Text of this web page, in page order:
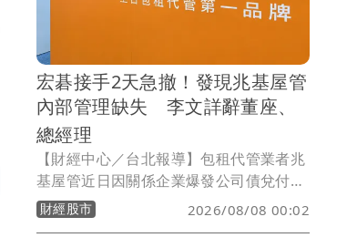
台塑四寶7月營收1519億元
月新高
財經股市
宏碁接手2天急撤！發現兆基屋管
內部管理缺失 李文詳辭董座、
總經理
【財經中心／台北報導】包租代管業者兆
基屋管近日因關係企業爆發公司債兌付爭
議，身為第二大股東的宏碁原本派任法人
代表李文詳接掌董事長，盼強化公司治
財經股市 2026/08/08 00:02